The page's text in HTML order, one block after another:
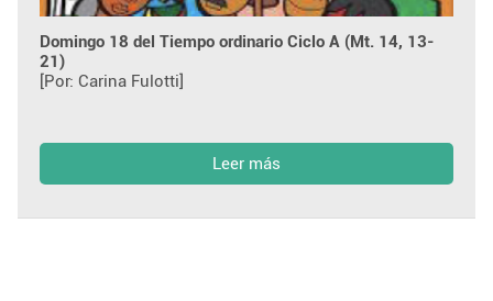
Domingo 18 del Tiempo ordinario Ciclo A (Mt. 14, 13-
21)
[Por: Carina Fulotti]
Leer más